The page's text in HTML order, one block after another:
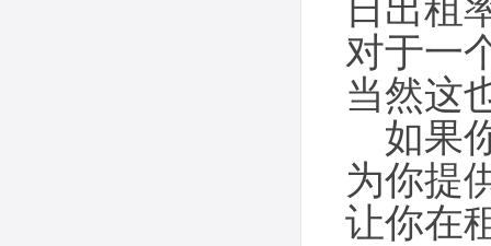
日出租
对于一
当然这
如果
为你提
让你在